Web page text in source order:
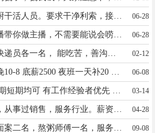
面馆招聘煮面工，后厨干活人员。要求干净利索，接受能力强，慢性子勿扰，电话:16744889777 06-28
免费招主播，成熟主播带你做主播，不需要能说会唠，有人教，有人帮，有人带时间自由，宝妈，兼职人群都可以，绿色平台，健康直播，下播提现， 微信13199399011 06-28
02-12
06-08
03-14
04-28
09-08